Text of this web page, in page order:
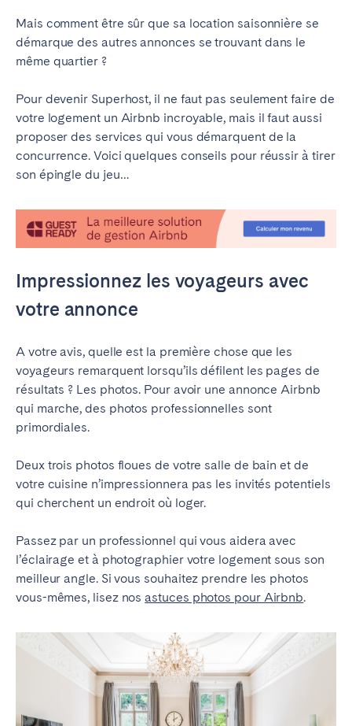
Mais comment être sûr que sa location saisonnière se
démarque des autres annonces se trouvant dans le
même quartier ?
Pour devenir Superhost, il ne faut pas seulement faire de
votre logement un Airbnb incroyable, mais il faut aussi
proposer des services qui vous démarquent de la
concurrence. Voici quelques conseils pour réussir à tirer
son épingle du jeu…
Impressionnez les voyageurs avec
votre annonce
A votre avis, quelle est la première chose que les
voyageurs remarquent lorsqu’ils défilent les pages de
résultats ? Les photos. Pour avoir une annonce Airbnb
qui marche, des photos professionnelles sont
primordiales.
Deux trois photos floues de votre salle de bain et de
votre cuisine n’impressionnera pas les invités potentiels
qui cherchent un endroit où loger.
Passez par un professionnel qui vous aidera avec
l’éclairage et à photographier votre logement sous son
meilleur angle. Si vous souhaitez prendre les photos
vous-mêmes, lisez nosastuces photos pour Airbnb.
Tomar